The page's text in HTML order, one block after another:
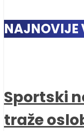
NAJNOVIJE
Sportski
traže